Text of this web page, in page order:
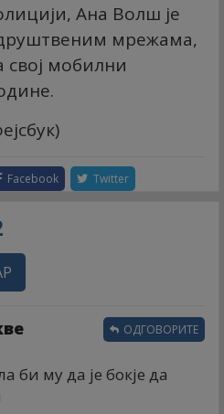
Ана Волш је
мрежама,
свој мобилни
Facebook Twitter
би му да је бокје да
ОДГОВОРИТЕ